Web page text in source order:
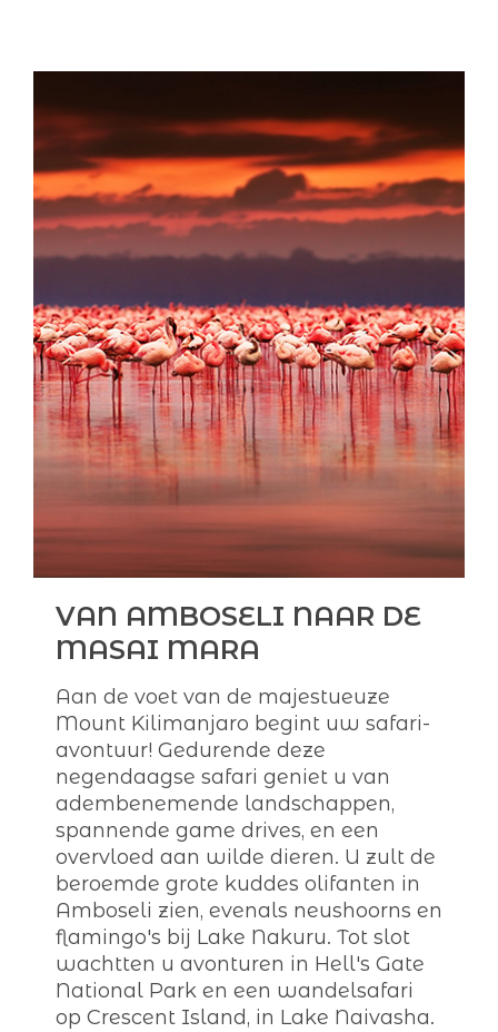
VAN AMBOSELI NAAR DE
MASAI MARA
Aan de voet van de majestueuze
Mount Kilimanjaro begint uw safari-
avontuur! Gedurende deze
negendaagse safari geniet u van
adembenemende landschappen,
spannende game drives, en een
overvloed aan wilde dieren. U zult de
beroemde grote kuddes olifanten in
Amboseli zien, evenals neushoorns en
flamingo's bij Lake Nakuru. Tot slot
wachtten u avonturen in Hell's Gate
National Park en een wandelsafari
op Crescent Island, in Lake Naivasha.